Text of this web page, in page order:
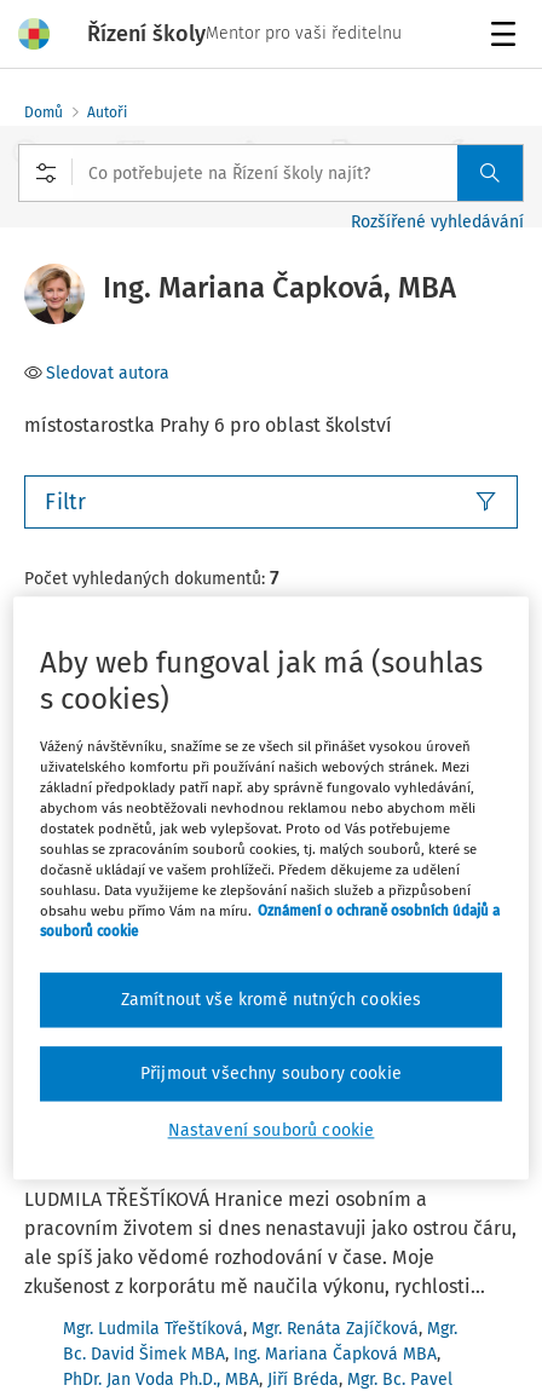
Řízení školyMentor pro vaši ředitelnu
Domů Autoři
Rozšířené vyhledávání
Ing. Mariana Čapková, MBA
Sledovat autora
místostarostka Prahy 6 pro oblast školství
Filtr
Počet vyhledaných dokumentů: 7
Nejnovější
Nejstarší
Spádová turistika: mezi právem a svědomím
(morální vs. právní hranice)
Když jsme se dozvěděli, že jsme soud prohráli, první
reakcí byla upřímně řečeno obava. Po třech letech
čekání to nebyla zpráva, kterou by si člověk přál slyšet.
Jenže čím déle jsme rozsudek četli, tím více bylo jasné,
že lépe to vlastně dopadnout nemohlo.
Ing. Mariana Čapková MBA
Vydáno:3. 6. 2026 5 minut čtení
ČLÁNKY
Jak si nastavuji hranice mezi osobním a
LUDMILA TŘEŠTÍKOVÁ Hranice mezi osobním a
pracovním životem si dnes nenastavuji jako ostrou čáru,
ale spíš jako vědomé rozhodování v čase. Moje
zkušenost z korporátu mě naučila výkonu, rychlosti...
Mgr. Ludmila Třeštíková, Mgr. Renáta Zajíčková, Mgr.
Bc. David Šimek MBA, Ing. Mariana Čapková MBA,
PhDr. Jan Voda Ph.D., MBA, Jiří Bréda, Mgr. Bc. Pavel
Aby web fungoval jak má (souhlas
s cookies)
Vážený návštěvníku, snažíme se ze všech sil přinášet vysokou úroveň
uživatelského komfortu při používání našich webových stránek. Mezi
základní předpoklady patří např. aby správně fungovalo vyhledávání,
abychom vás neobtěžovali nevhodnou reklamou nebo abychom měli
dostatek podnětů, jak web vylepšovat. Proto od Vás potřebujeme
souhlas se zpracováním souborů cookies, tj. malých souborů, které se
dočasně ukládají ve vašem prohlížeči. Předem děkujeme za udělení
souhlasu. Data využijeme ke zlepšování našich služeb a přizpůsobení
obsahu webu přímo Vám na míru. Oznámení o ochraně osobních údajů a
souborů cookie
Nastavení souborů cookie
Zamítnout vše kromě nutných cookies
Přijmout všechny soubory cookie